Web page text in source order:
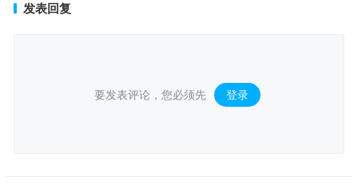
发表回复
要发表评论，您必须先 登录 。